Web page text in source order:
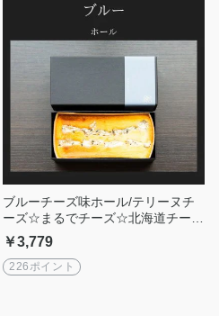
ブルーチーズ味ホール/テリーヌチ
ーズ☆まるでチーズ☆北海道チーズ
使用『グルテンフリー』
￥3,779
226ポイント